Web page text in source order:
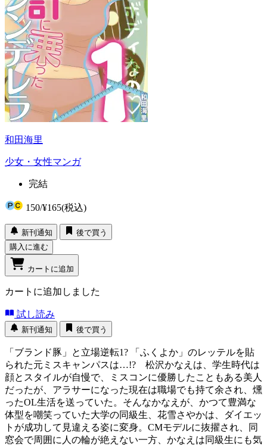
和田海里
少女・女性マンガ
完結
150/¥165(税込)
新刊通知
後で買う
購入に進む
カートに追加
カートに追加しました
試し読み
新刊通知 後で買う
「ブランド豚」と立場逆転1? 「ふくよか」のレッテルを貼
られた元ミスキャンパスは…!? 松沢かなえは、学生時代は
顔とスタイルが自慢で、ミスコンに優勝したこともある美人
だったが、アラサーになった現在は職場でも持て余され、燻
ったOL生活を送っていた。そんなかなえが、かつて豊満な
体型を嘲笑っていた大学の同級生、花雪さやかは、ダイエッ
トが成功して見違える姿に変身。CMモデルに抜擢され、同
窓会で周囲に人の輪が絶えない一方、かなえは同級生にも気